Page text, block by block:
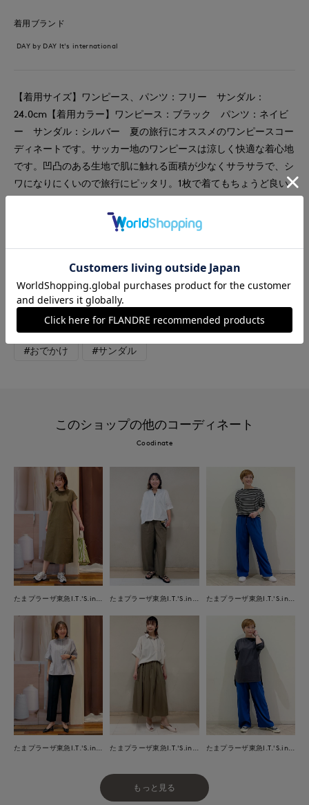
着用ブランド
DAY by DAY It's international
【着用サイズ】ワンピース、パンツ：フリー サンダル：
24.0cm【着用カラー】ワンピース：ブラック パンツ：ネイビ
ー サンダル：シルバー 夏の旅行にオススメのワンピースコー
ディネートです。サッカー地のワンピースは涼しく快適な着心地
です。凹凸のある生地で肌に触れる面積が少なくサラサラで、シ
ワになりにくいので旅行にピッタリ。1枚で着てもちょうど良い
に。足元はシルバーのサンダルで抜け感を出しました。
#女子会
#ウォッシャブル #イージーケア
#カジュアル #新作 #骨格ウェーブ #旅行
#おでかけ #サンダル
このショップの他のコーディネート
Coodinate
もっと見る